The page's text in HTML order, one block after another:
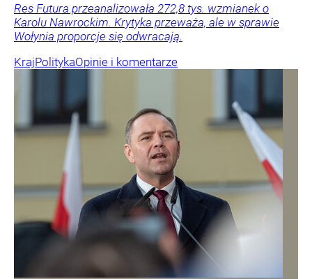
Res Futura przeanalizowała 272,8 tys. wzmianek o
Karolu Nawrockim. Krytyka przeważa, ale w sprawie
Wołynia proporcje się odwracają.
KrajPolitykaOpinie i komentarze